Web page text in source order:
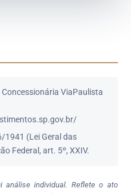
ViaPaulista
1941 (Lei Geral das
Federal, art. 5º, XXIV.
análise individual. Reflete o ato